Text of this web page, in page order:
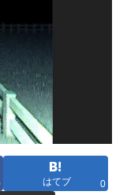
はてブ 0